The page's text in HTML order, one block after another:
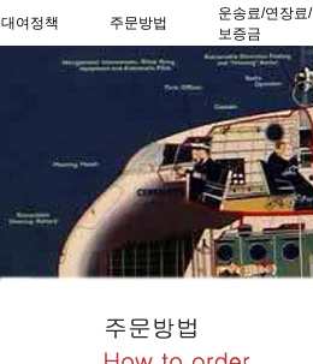
대여정책 주문방법
운송료/연장료/
보증금